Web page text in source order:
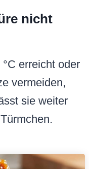
nicht
erreicht oder
vermeiden,
sie weiter